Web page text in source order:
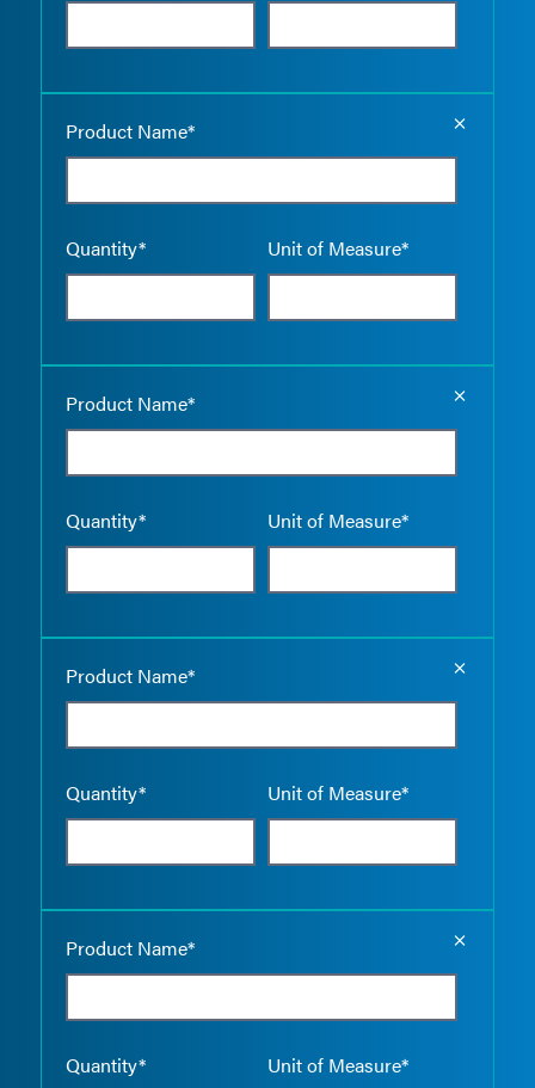
Product Name*
Quantity* Unit of Measure*
Product Name*
Quantity* Unit of Measure*
Product Name*
Quantity* Unit of Measure*
Product Name*
Quantity* Unit of Measure*